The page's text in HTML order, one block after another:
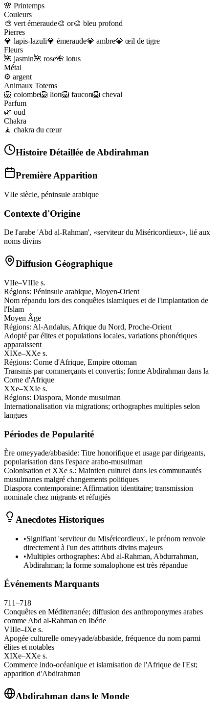
🌸 Printemps
Couleurs
🎨 vert émeraude🎨 or🎨 bleu profond
Pierres
💎 lapis-lazuli💎 émeraude💎 ambre💎 œil de tigre
Fleurs
🌺 jasmin🌺 rose🌺 lotus
Métal
⚙️ argent
Animaux Totems
🦁 colombe🦁 lion🦁 faucon🦁 cheval
Parfum
🌿 oud
Chakra
🧘 chakra du cœur
Histoire Détaillée de Abdirahman
Première Apparition
VIIe siècle, péninsule arabique
Contexte d'Origine
De l'arabe 'Abd al-Rahman', «serviteur du Miséricordieux», lié aux
noms divins
Diffusion Géographique
VIIe–VIIIe s.
Régions: Péninsule arabique, Moyen-Orient
Nom répandu lors des conquêtes islamiques et de l'implantation de
l'Islam
Moyen Âge
Régions: Al-Andalus, Afrique du Nord, Proche-Orient
Adopté par élites et populations locales, variations phonétiques
apparaissent
XIXe–XXe s.
Régions: Corne d'Afrique, Empire ottoman
Transmis par commerçants et convertis; forme Abdirahman dans la
Corne d'Afrique
XXe–XXIe s.
Régions: Diaspora, Monde musulman
Internationalisation via migrations; orthographes multiples selon
langues
Périodes de Popularité
Ère omeyyade/abbaside: Titre honorifique et usage par dirigeants,
popularisation dans l'espace arabo-musulman
Colonisation et XXe s.: Maintien culturel dans les communautés
musulmanes malgré changements politiques
Diaspora contemporaine: Affirmation identitaire; transmission
nominale chez migrants et réfugiés
Anecdotes Historiques
•Signifiant 'serviteur du Miséricordieux', le prénom renvoie
directement à l'un des attributs divins majeurs
•Multiples orthographes: Abd al-Rahman, Abdurrahman,
Abdirahman; la forme somalophone est très répandue
Événements Marquants
711–718
Conquêtes en Méditerranée; diffusion des anthroponymes arabes
comme Abd al-Rahman en Ibérie
VIIIe–IXe s.
Apogée culturelle omeyyade/abbaside, fréquence du nom parmi
élites et notables
XIXe–XXe s.
Commerce indo-océanique et islamisation de l'Afrique de l'Est;
apparition d'Abdirahman
Abdirahman dans le Monde